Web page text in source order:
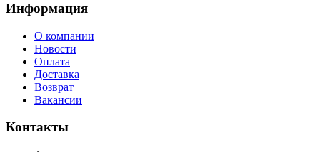
Информация
О компании
Новости
Оплата
Доставка
Возврат
Вакансии
Контакты